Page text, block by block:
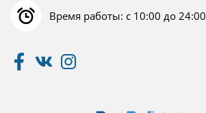
Время работы: с 10:00 до 24:00